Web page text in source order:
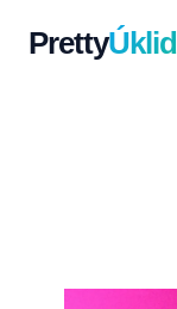
PrettyÚklid